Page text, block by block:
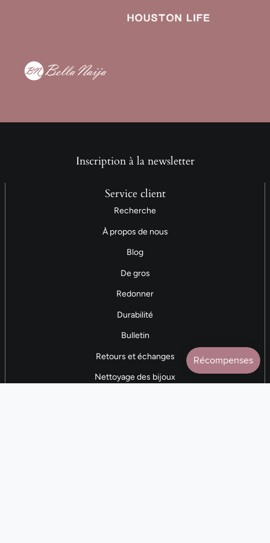
Inscription à la newsletter
Service client
Recherche
À propos de nous
Blog
De gros
Redonner
Durabilité
Bulletin
Retours et échanges
Nettoyage des bijoux